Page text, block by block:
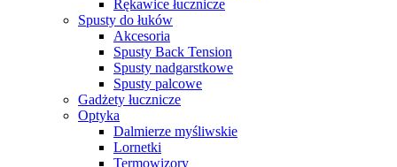
Rękawice łucznicze
Spusty do łuków
Akcesoria
Spusty Back Tension
Spusty nadgarstkowe
Spusty palcowe
Gadżety łucznicze
Optyka
Dalmierze myśliwskie
Lornetki
Termowizory